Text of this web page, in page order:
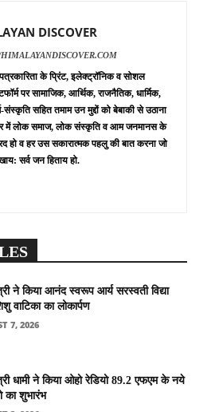
DISCOVER
पत्रकारिता के प्रिंट, इलेक्ट्रॉनिक व सोशल
पर सामाजिक, आर्थिक, राजनैतिक, धार्मिक,
संस्कृति सहित तमाम उन मुद्दों को बेबाकी से उठाना
में लोक समाज, लोक संस्कृति व आम जनमानस के
हो व हर उस सकारात्मक पहलु की बात करना जो
सर्व जन हिताय हो.
ने किया आनंद स्वरूप आर्य सरस्वती विद्या
वाटिका का लोकार्पण
7, 2026
धामी ने किया ओहो रेडियो 89.2 एफएम के नये
का शुभारंभ